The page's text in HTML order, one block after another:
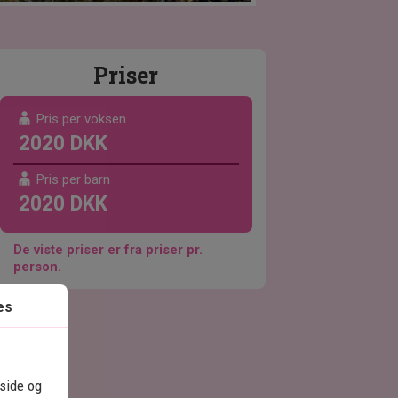
Priser
Pris per voksen
2020 DKK
Pris per barn
2020 DKK
De viste priser er fra priser pr.
person.
og